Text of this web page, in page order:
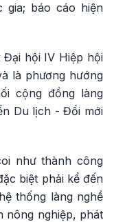
gia; báo cáo hiện
hội IV Hiệp hội
là phương hướng
cộng đồng làng
Du lịch - Đổi mới
như thành công
biệt phải kể đến
thống làng nghề
nông nghiệp, phát